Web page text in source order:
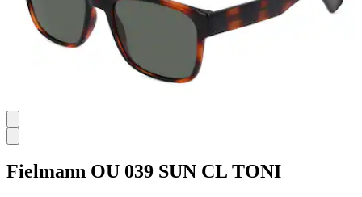
Fielmann OU 039 SUN CL TONI